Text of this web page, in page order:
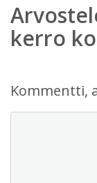
kerro
Kommentti,